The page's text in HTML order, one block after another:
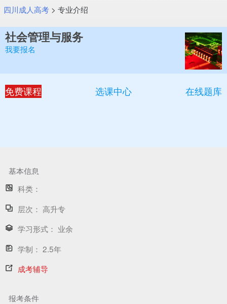
四川成人高考> 专业介绍
社会管理与服务
我要报名
免费课程 选课中心 在线题库
基本信息
科类：
层次： 高升专
学习形式： 业余
学制： 2.5年
成考辅导
报考条件